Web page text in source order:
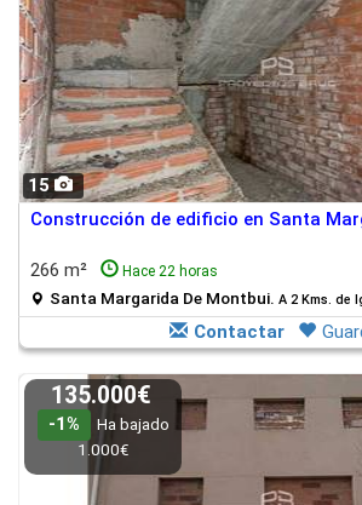
15
Construcción de edificio en Santa
266 m² Hace 22 horas
Santa Margarida De Montbui. A 2 Kms. de
Contactar
135.000€
-1%
Ha bajado
1.000€